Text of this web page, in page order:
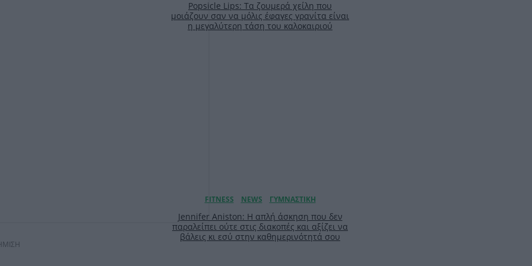
Popsicle Lips: Τα ζουμερά χείλη που
μοιάζουν σαν να μόλις έφαγες γρανίτα είναι
η μεγαλύτερη τάση του καλοκαιριού
Jennifer Aniston: Η απλή άσκηση που δεν
παραλείπει ούτε στις διακοπές και αξίζει να
βάλεις κι εσύ στην καθημερινότητά σου